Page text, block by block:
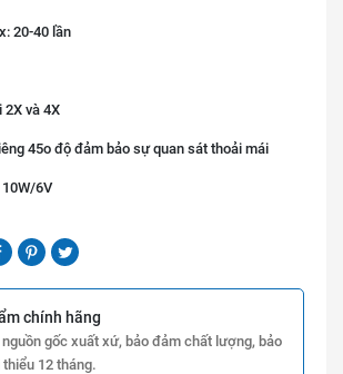
20-40 lần
2X và 4X
45o độ đảm bảo sự quan sát thoải mái
6V
chính hãng
nguồn gốc xuất xứ, bảo đảm chất lượng, bảo
thiểu 12 tháng.